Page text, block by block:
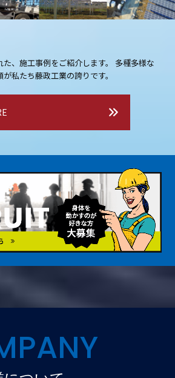
、施工事例をご紹介します。
多種多様な
私たち藤政工業の誇りです。